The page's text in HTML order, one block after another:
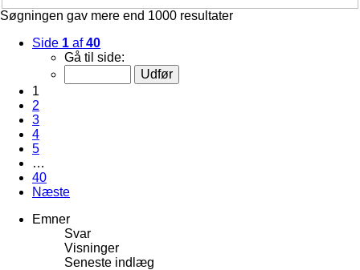
Søgningen gav mere end 1000 resultater
Side 1 af40
Gå til side:
1
2
3
4
5
…
40
Næste
Emner
Svar
Visninger
Seneste indlæg